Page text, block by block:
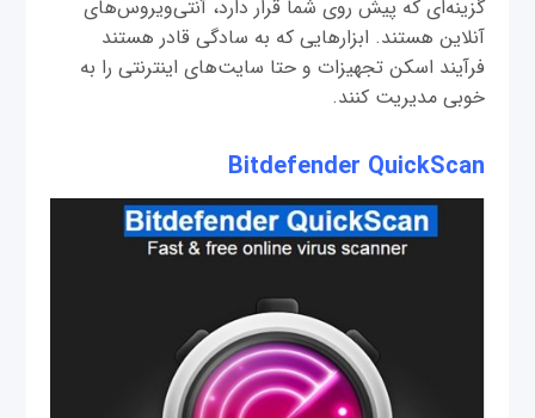
گزینه‌ای که پیش روی شما قرار دارد، آنتی‌ویروس‌های
آنلاین هستند. ابزارهایی که به سادگی قادر هستند
فرآیند اسکن تجهیزات و حتا سایت‌های اینترنتی را به
خوبی مدیریت کنند.
Bitdefender QuickScan